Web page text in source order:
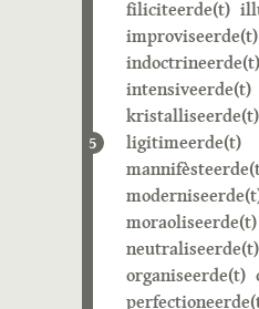
5
filiciteerde(t)
improviseerde(t)
indoctrineerde(t)
intensiveerde(t)
kristalliseerde(t)
ligitimeerde(t)
moraoliseerde(t)
neutraliseerde(t)
organiseerde(t)